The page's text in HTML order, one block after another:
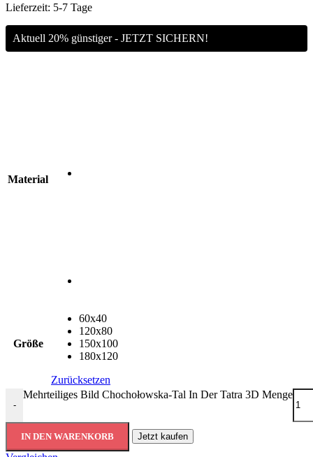
Lieferzeit: 5-7 Tage
Aktuell 20% günstiger - JETZT SICHERN!
Material
Größe
60x40
120x80
150x100
180x120
Zurücksetzen
-
Mehrteiliges Bild Chochołowska-Tal In Der Tatra 3D Menge
IN DEN WARENKORB Jetzt kaufen